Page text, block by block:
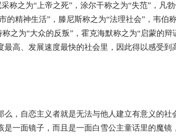
称之为“上帝之死”，涂尔干称之为“失范”，凡
的精神生活”，滕尼斯称之为“法理社会”，韦伯
之为“大众的反叛”，霍克海默称之为“启蒙的辩
高、发展速度最快的社会里，因此得以感受到
，自恋主义者就是无法与他人建立有意义的社
一面镜子，而且是一面白雪公主童话里的魔镜